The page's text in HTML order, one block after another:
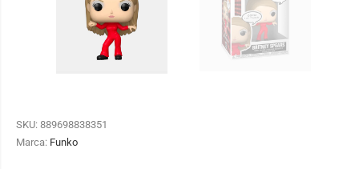
SKU: 889698838351
Marca: Funko